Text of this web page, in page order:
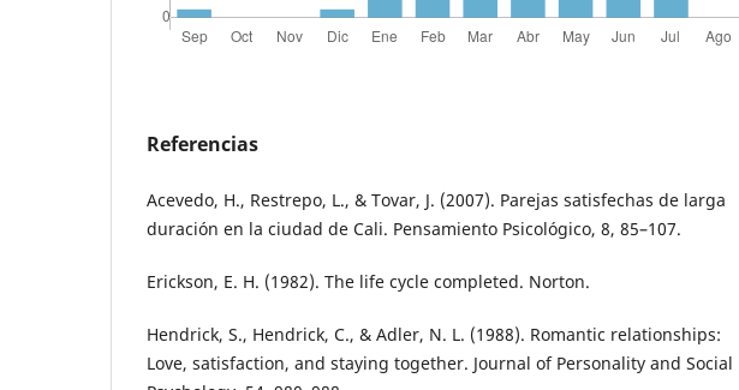
Referencias
Acevedo, H., Restrepo, L., & Tovar, J. (2007). Parejas satisfechas de larga
duración en la ciudad de Cali. Pensamiento Psicológico, 8, 85–107.
Erickson, E. H. (1982). The life cycle completed. Norton.
Hendrick, S., Hendrick, C., & Adler, N. L. (1988). Romantic relationships:
Love, satisfaction, and staying together. Journal of Personality and Social